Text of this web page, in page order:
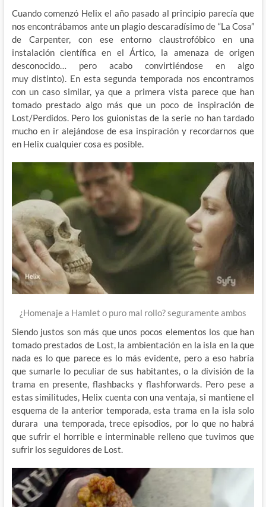
Cuando comenzó Helix el año pasado al principio parecía que
nos encontrábamos ante un plagio descaradísimo de “La Cosa”
de Carpenter, con ese entorno claustrofóbico en una
instalación científica en el Ártico, la amenaza de origen
desconocido… pero acabo convirtiéndose en algo
muy distinto). En esta segunda temporada nos encontramos
con un caso similar, ya que a primera vista parece que han
tomado prestado algo más que un poco de inspiración de
Lost/Perdidos. Pero los guionistas de la serie no han tardado
mucho en ir alejándose de esa inspiración y recordarnos que
en Helix cualquier cosa es posible.
¿Homenaje a Hamlet o puro mal rollo? seguramente ambos
Siendo justos son más que unos pocos elementos los que han
tomado prestados de Lost, la ambientación en la isla en la que
nada es lo que parece es lo más evidente, pero a eso habría
que sumarle lo peculiar de sus habitantes, o la división de la
trama en presente, flashbacks y flashforwards. Pero pese a
estas similitudes, Helix cuenta con una ventaja, si mantiene el
esquema de la anterior temporada, esta trama en la isla solo
durara una temporada, trece episodios, por lo que no habrá
que sufrir el horrible e interminable relleno que tuvimos que
sufrir los seguidores de Lost.